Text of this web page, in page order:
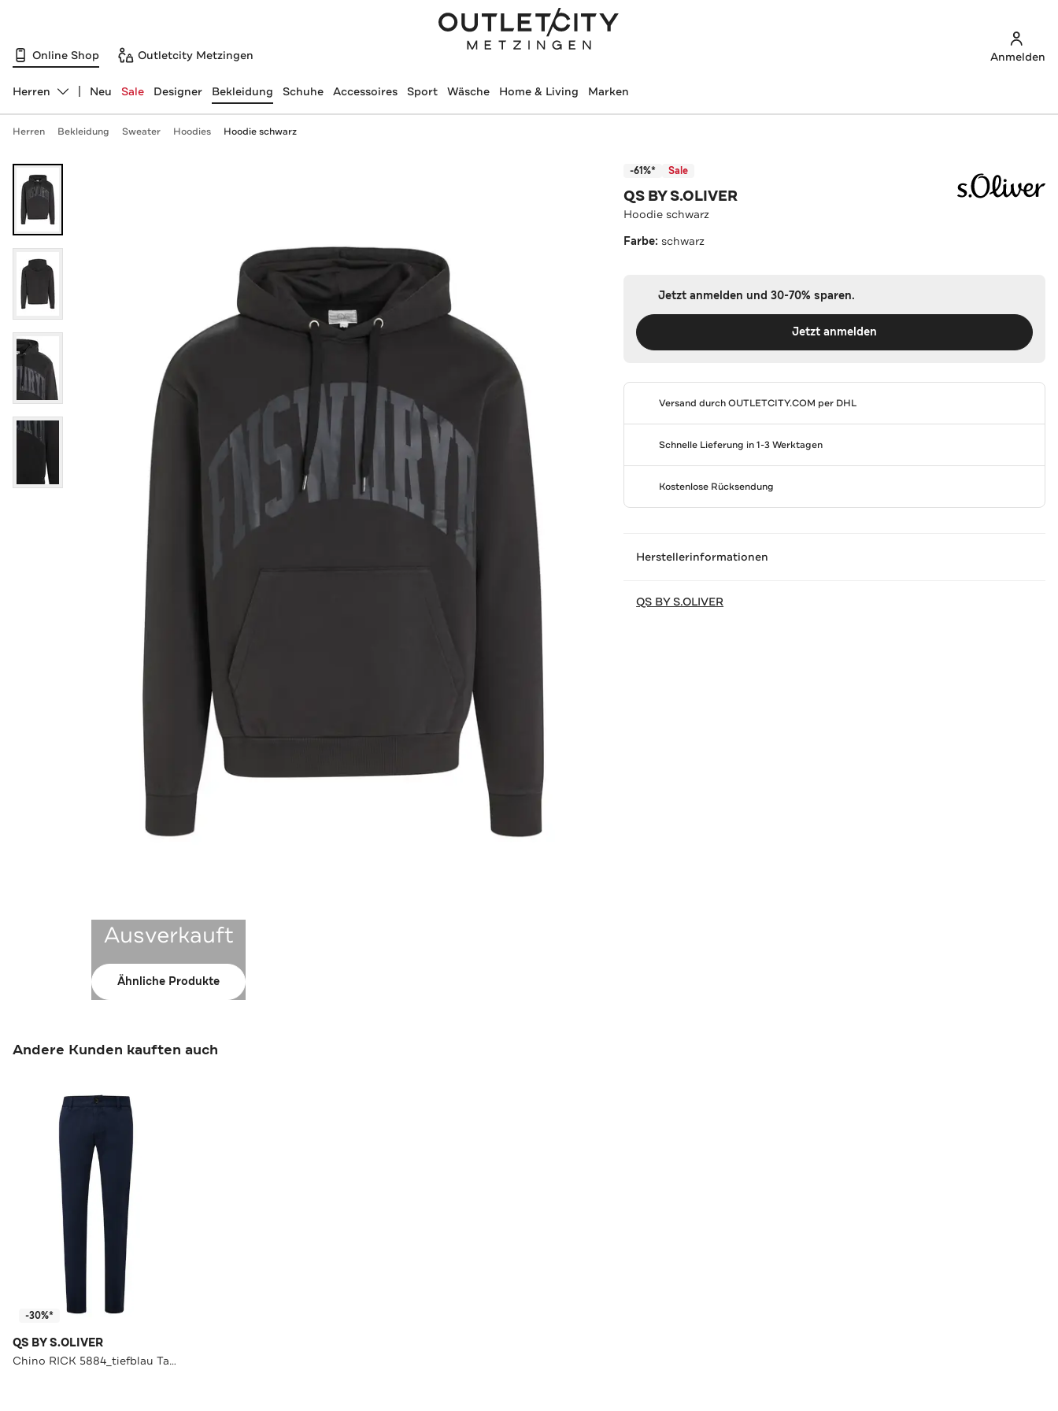
Online Shop Outletcity Metzingen Anmelden
Abteilung ändern, ausgewählt:
Herren Neu Sale Designer Bekleidung Schuhe Accessoires Sport Wäsche Home & Living Marken
Herren Bekleidung Sweater Hoodies Hoodie schwarz
Ausverkauft
Ähnliche Produkte
-61%* Sale
QS BY S.OLIVER
Hoodie schwarz
Farbe: schwarz
Jetzt anmelden und 30-70% sparen.
Jetzt anmelden
Versand durchOUTLETCITY.COM per DHL
Schnelle Lieferung in 1-3 Werktagen
Kostenlose Rücksendung
Herstellerinformationen
QS BY S.OLIVER
Andere Kunden kauften auch
-30%*
QS BY S.OLIVER
Chino RICK 5884_tiefblau Tapered